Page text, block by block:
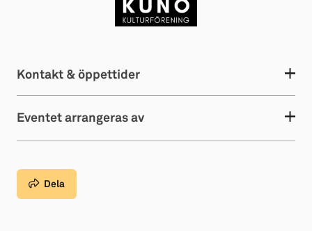
Kontakt & öppettider
Eventet arrangeras av
Dela